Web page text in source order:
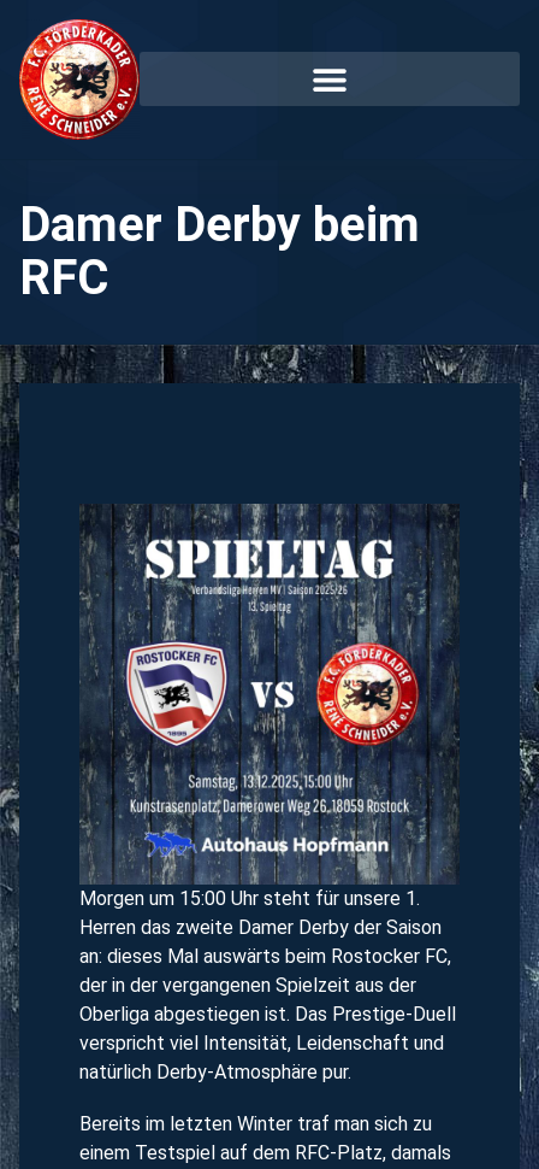
Damer Derby beim
RFC
Morgen um 15:00 Uhr steht für unsere 1.
Herren das zweite Damer Derby der Saison
an: dieses Mal auswärts beim Rostocker FC,
der in der vergangenen Spielzeit aus der
Oberliga abgestiegen ist. Das Prestige-Duell
verspricht viel Intensität, Leidenschaft und
natürlich Derby-Atmosphäre pur.
Bereits im letzten Winter traf man sich zu
einem Testspiel auf dem RFC-Platz, damals